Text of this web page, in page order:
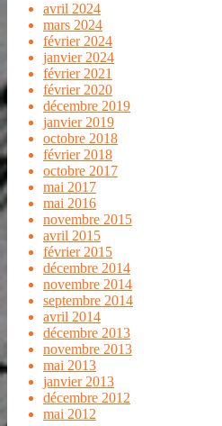
avril 2024
mars 2024
février 2024
janvier 2024
février 2021
février 2020
décembre 2019
janvier 2019
octobre 2018
février 2018
octobre 2017
mai 2017
mai 2016
novembre 2015
avril 2015
février 2015
décembre 2014
novembre 2014
septembre 2014
avril 2014
décembre 2013
novembre 2013
mai 2013
janvier 2013
décembre 2012
mai 2012